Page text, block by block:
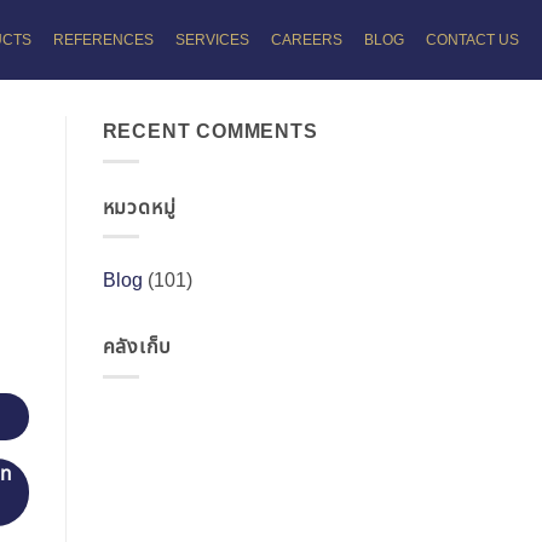
REFERENCES SERVICES CAREERS BLOG CONTACT US
RECENT COMMENTS
หมวดหมู่
Blog (101)
คลังเก็บ